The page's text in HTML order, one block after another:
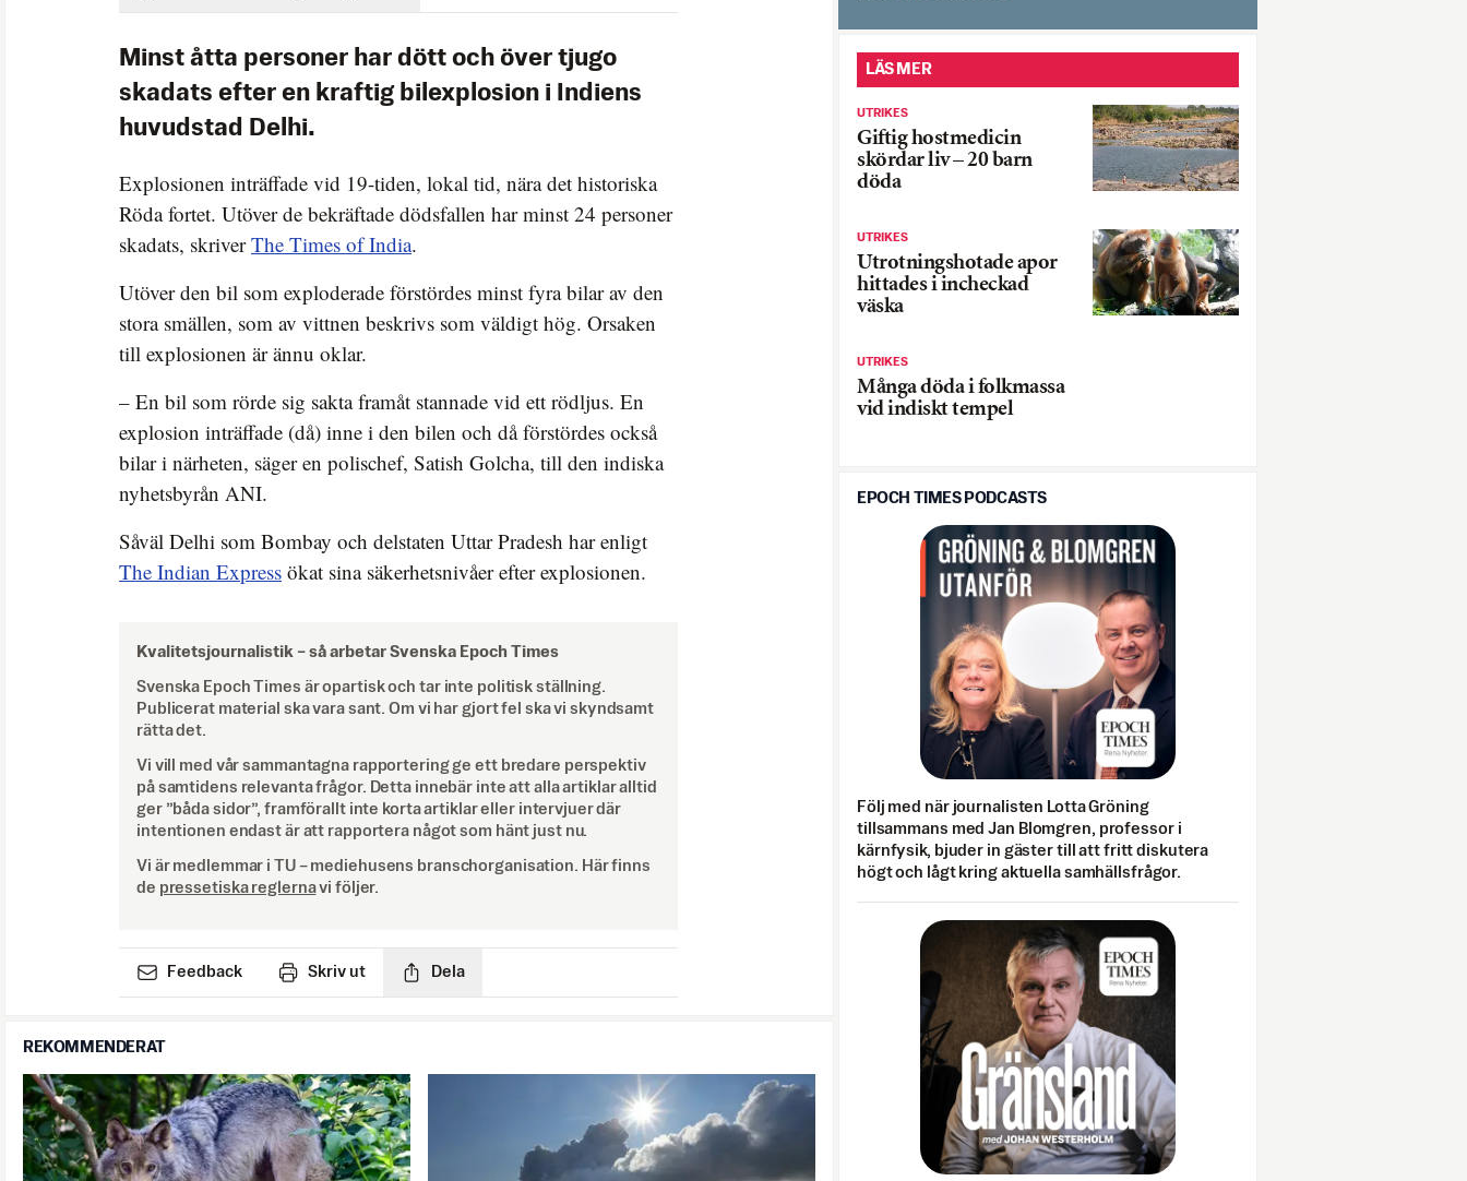
Minst åtta personer har dött och över tjugo
skadats efter en kraftig bilexplosion i Indiens
huvudstad Delhi.
Explosionen inträffade vid 19-tiden, lokal tid, nära det historiska
Röda fortet. Utöver de bekräftade dödsfallen har minst 24 personer
skadats, skriverThe Times of India.
Utöver den bil som exploderade förstördes minst fyra bilar av den
stora smällen, som av vittnen beskrivs som väldigt hög. Orsaken
till explosionen är ännu oklar.
– En bil som rörde sig sakta framåt stannade vid ett rödljus. En
explosion inträffade (då) inne i den bilen och då förstördes också
bilar i närheten, säger en polischef, Satish Golcha, till den indiska
nyhetsbyrån ANI.
Såväl Delhi som Bombay och delstaten Uttar Pradesh har enligt
The Indian Express ökat sina säkerhetsnivåer efter explosionen.
Kvalitetsjournalistik – så arbetar Svenska Epoch Times
Svenska Epoch Times är opartisk och tar inte politisk ställning.
Publicerat material ska vara sant. Om vi har gjort fel ska vi skyndsamt
rätta det.
Vi vill med vår sammantagna rapportering ge ett bredare perspektiv
på samtidens relevanta frågor. Detta innebär inte att alla artiklar alltid
ger ”båda sidor”, framförallt inte korta artiklar eller intervjuer där
intentionen endast är att rapportera något som hänt just nu.
Vi är medlemmar i TU – mediehusens branschorganisation. Här finns
de pressetiska reglernavi följer.
Feedback Skriv ut Dela
REKOMMENDERAT
LÄS MER
UTRIKES
Giftig hostmedicin
skördar liv – 20 barn
döda
UTRIKES
Utrotningshotade apor
hittades i incheckad
väska
UTRIKES
Många döda i folkmassa
vid indiskt tempel
EPOCH TIMES PODCASTS
Följ med när journalisten Lotta Gröning
tillsammans med Jan Blomgren, professor i
kärnfysik, bjuder in gäster till att fritt diskutera
högt och lågt kring aktuella samhällsfrågor.